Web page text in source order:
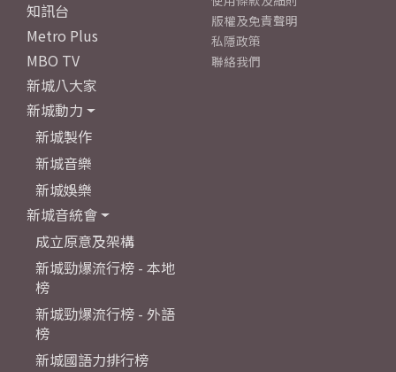
知訊台
Metro Plus
MBO TV
新城八大家
新城動力
新城製作
新城音樂
新城娛樂
新城音統會
成立原意及架構
新城勁爆流行榜 - 本地
榜
新城勁爆流行榜 - 外語
榜
新城國語力排行榜
版權及免責聲明
私隱政策
聯絡我們